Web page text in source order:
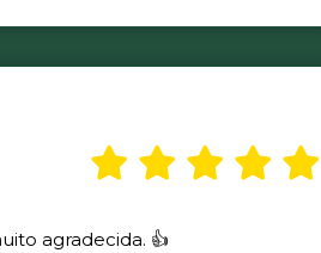
agradecida. 👍